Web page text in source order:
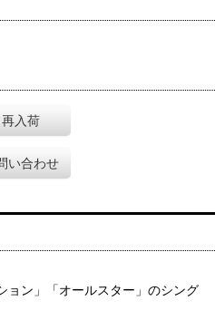
再入荷
い合わせ
ョン」「オールスター」のシング